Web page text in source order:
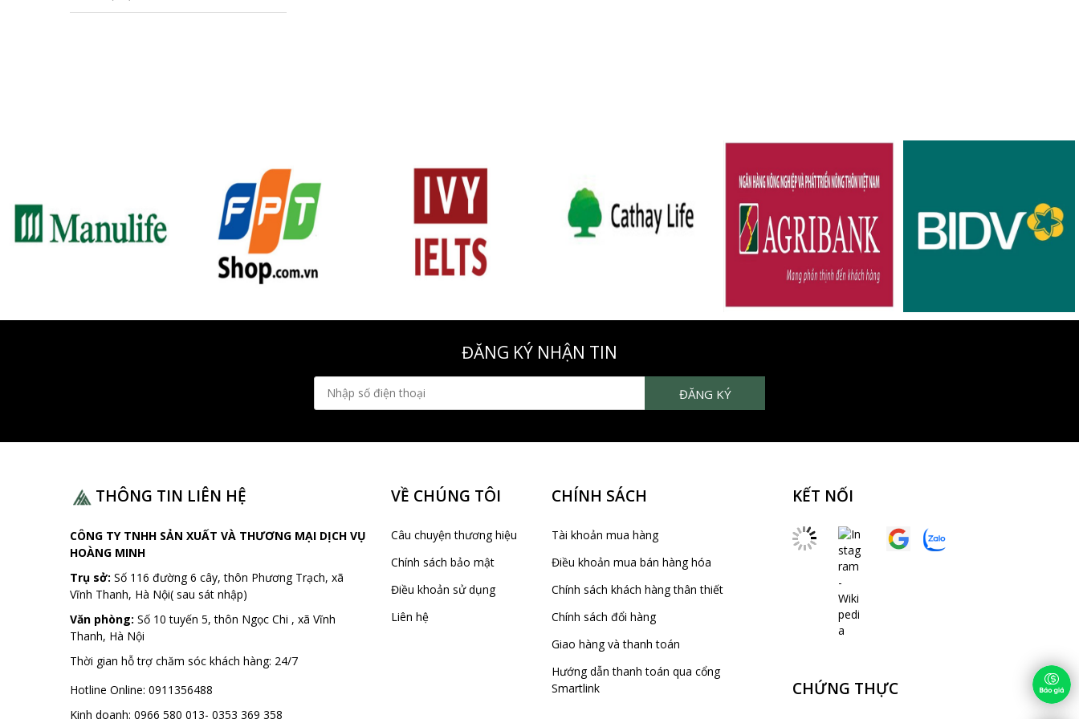
ĐĂNG KÝ NHẬN TIN
THÔNG TIN LIÊN HỆ
CÔNG TY TNHH SẢN XUẤT VÀ THƯƠNG MẠI DỊCH VỤ
HOÀNG MINH
Trụ sở: Số 116 đường 6 cây, thôn Phương Trạch, xã
Vĩnh Thanh, Hà Nội( sau sát nhập)
Văn phòng: Số 10 tuyến 5, thôn Ngọc Chi , xã Vĩnh
Thanh, Hà Nội
Thời gian hỗ trợ chăm sóc khách hàng: 24/7
Hotline Online: 0911356488
Kinh doanh: 0966 580 013- 0353 369 358
VỀ CHÚNG TÔI
Câu chuyện thương hiệu
Chính sách bảo mật
Điều khoản sử dụng
Liên hệ
CHÍNH SÁCH
Tài khoản mua hàng
Điều khoản mua bán hàng hóa
Chính sách khách hàng thân thiết
Chính sách đổi hàng
Giao hàng và thanh toán
Hướng dẫn thanh toán qua cổng
Smartlink
KẾT NỐI
CHỨNG THỰC